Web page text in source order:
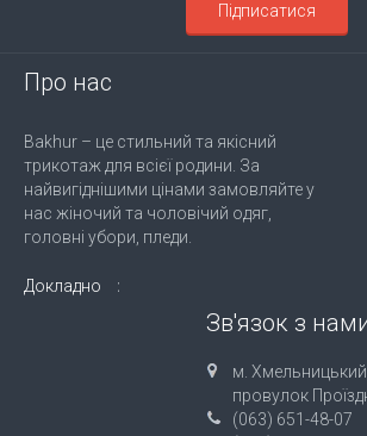
Підписатися
Про нас
Bakhur – це стильний та якісний
трикотаж для всієї родини. За
найвигіднішими цінами замовляйте у
нас жіночий та чоловічий одяг,
головні убори, пледи.
Докладно
Зв'язок з
м.
провулок
(063) 651-48-07